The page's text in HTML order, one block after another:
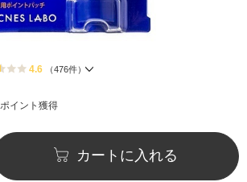
4.6 （476件）
ポイント獲得
カートに入れる